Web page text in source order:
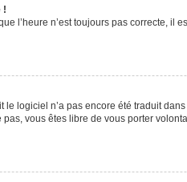
!
l’heure n’est toujours pas correcte,
logiciel n’a pas encore été traduit
vous êtes libre de vous porter